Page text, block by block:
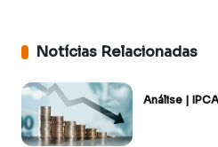
Notícias Relacionadas
Análise |